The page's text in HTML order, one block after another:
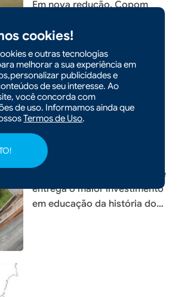
cookies!
e outras tecnologias
melhorar a sua experiência em
publicidades e
de seu interesse. Ao
você concorda com
de uso. Informamos ainda que
Termos de Uso.
Em nova redução, Copom
ano
CIDADES
Prefeitura de Xaxim inaugura
nova Escola Santa Terezinha e
entrega o maior investimento
em educação da história do